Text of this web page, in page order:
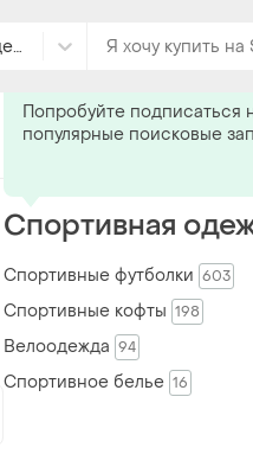
Спортивная одежда
Хендмейд
Спортивная
Спортивные футболки 603
Спортивные кофты 198
Велоодежда 94
Спортивное белье 16
Попробуйте подписаться
популярные поисковые